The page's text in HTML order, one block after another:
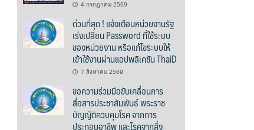
4 กรกฎาคม 2569
ด่วนที่สุด ! แจ้งเตือนหน่วยงานรัฐ
เร่งเปลี่ยน Password ที่ใช้ระบบ
ของหน่วยงาน หรือแก้ไขระบบให้
เข้าใช้งานผ่านแอปพลิเคชัน ThaiD
7 สิงหาคม 2569
ขอความร่วมมือขับเคลื่อนการ
สื่อสารประชาสัมพันธ์ พระราช
บัญญัติควบคุมโรค จากการ
ประกอบอาชีพ และโรคจากสิ่ง